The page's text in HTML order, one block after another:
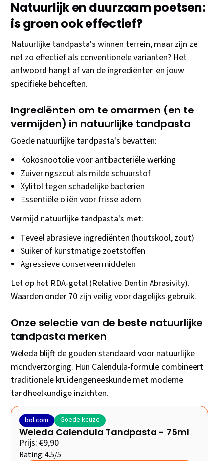
Natuurlijk en duurzaam poetsen:
is groen ook effectief?
Natuurlijke tandpasta's winnen terrein, maar zijn ze
net zo effectief als conventionele varianten? Het
antwoord hangt af van de ingrediënten en jouw
specifieke behoeften.
Ingrediënten om te omarmen (en te
vermijden) in natuurlijke tandpasta
Goede natuurlijke tandpasta's bevatten:
Kokosnootolie voor antibacteriële werking
Zuiveringszout als milde schuurstof
Xylitol tegen schadelijke bacteriën
Essentiële oliën voor frisse adem
Vermijd natuurlijke tandpasta's met:
Teveel abrasieve ingrediënten (houtskool, zout)
Suiker of kunstmatige zoetstoffen
Agressieve conserveermiddelen
Let op het RDA-getal (Relative Dentin Abrasivity).
Waarden onder 70 zijn veilig voor dagelijks gebruik.
Onze selectie van de beste natuurlijke
tandpasta merken
Weleda blijft de gouden standaard voor natuurlijke
mondverzorging. Hun Calendula-formule combineert
traditionele kruidengeneeskunde met moderne
tandheelkundige inzichten.
bol.com Goede keuze
Weleda Calendula Tandpasta - 75ml
Prijs: €9,90
Rating: 4.5/5